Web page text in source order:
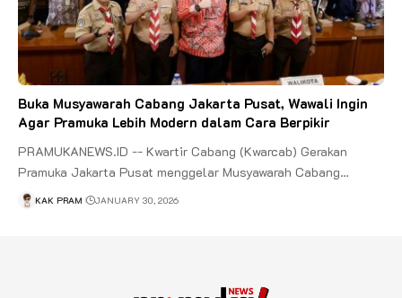
Buka Musyawarah Cabang Jakarta Pusat, Wawali Ingin
Agar Pramuka Lebih Modern dalam Cara Berpikir
PRAMUKANEWS.ID -- Kwartir Cabang (Kwarcab) Gerakan
Pramuka Jakarta Pusat menggelar Musyawarah Cabang…
KAK PRAM JANUARY 30, 2026